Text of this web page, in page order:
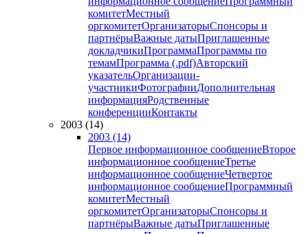
комитетМестный
оргкомитетОрганизаторыСпонсоры и
партнёрыВажные датыПриглашенные
докладчикиПрограммаПрограммы по
темамПрограмма (.pdf)Авторский
указательОрганизации-
участникиФотографииДополнительная
информацияРодственные
конференцииКонтакты
2003 (14)
2003 (14)
Первое информационное сообщениеВторое
информационное сообщениеТретье
информационное сообщениеЧетвертое
информационное сообщениеПрограммный
комитетМестный
оргкомитетОрганизаторыСпонсоры и
партнёрыВажные датыПриглашенные